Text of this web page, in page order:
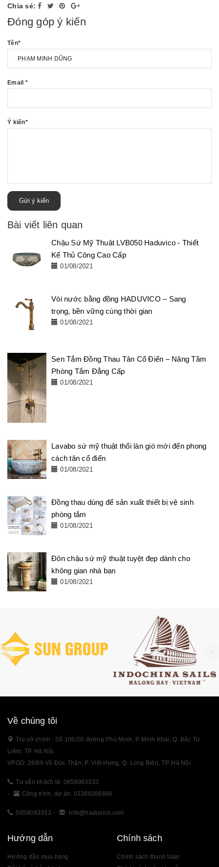
Chia sẻ:
Đóng góp ý kiến
Tên*
Email *
Ý kiến*
Gửi ý kiến
Bài viết liên quan
Chậu Sứ Mỹ Thuật LVB050 Haduvico - Thiết
Kế Thủ Công Cao Cấp
01/08/2021
Vòi nước bằng đồng HADUVICO – Sang
trọng, bền vững cùng thời gian
01/08/2021
Sen Tắm Đồng Thau Tân Cổ Điển – Nâng Tầm
Phòng Tắm Đẳng Cấp
01/08/2021
Lavabo sứ mỹ thuật thổi làn gió mới đến phong
cách tân cổ điển
01/08/2021
Đồng thau dùng để sản xuất thiết bị vệ sinh
phòng tắm
01/08/2021
Đôn chậu sứ mỹ thuật tuyệt đẹp dành cho
không gian nhà bạn
01/08/2021
Về chúng tôi
Trụ sở chính : Số 106/20 đường Phú Minh, P. Minh Khai, Q. Bắc Từ
Liêm, TP. Hà Nội.
VPGD: 26/89 Vũ Đức Thận, P. Việt Hưng, Q. Long Biên, TP. Hà Nội
Tư vấn khách lẻ: 0859083333
-
Công trình, dự án: 03388266666
0859083333 - info@haduvico.com
Hướng dẫn
Hướng dẫn mua hàng
Chính sách
Chính sách thanh toán